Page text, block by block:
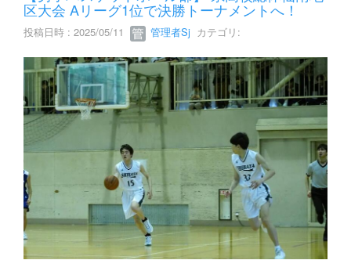
区大会 Aリーグ1位で決勝トーナメントへ！
投稿日時 : 2025/05/11 管理者Sj カテゴリ: